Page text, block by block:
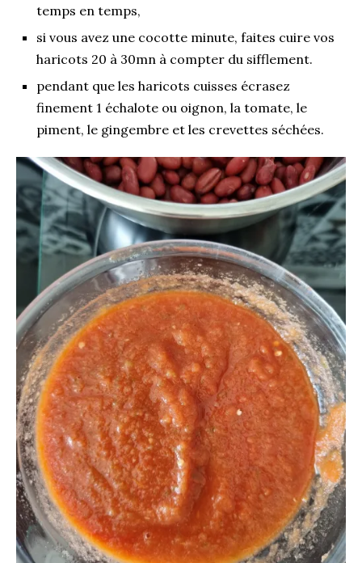
temps en temps,
si vous avez une cocotte minute, faites cuire vos
haricots 20 à 30mn à compter du sifflement.
pendant que les haricots cuisses écrasez
finement 1 échalote ou oignon, la tomate, le
piment, le gingembre et les crevettes séchées.